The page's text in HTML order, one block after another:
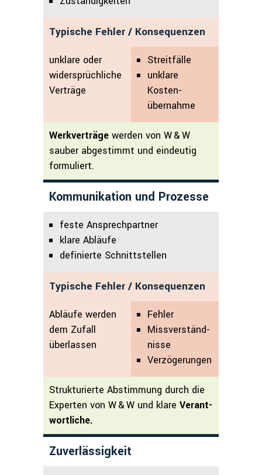
Typische Fehler / Konsequenzen
unklare oder
widersprüchliche
Verträge
Streitfälle
unklare
Kosten­
übernahme
Werkverträge werden von W & W
sauber abgestimmt und eindeutig
formuliert.
Kommunikation und Prozesse
feste Ansprechpartner
klare Abläufe
definierte Schnittstellen
Typische Fehler / Konsequenzen
Abläufe werden
dem Zufall
überlassen
Fehler
Missverständ­
nisse
Verzögerungen
Strukturierte Abstim­mung durch die
Experten von W & W und klare Verant­
wortliche.
Zuverlässigkeit